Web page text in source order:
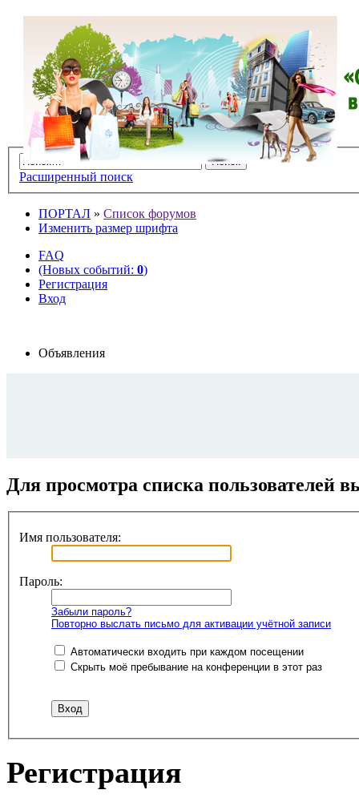
Расширенный поиск
ПОРТАЛ » Список форумов
Изменить размер шрифта
FAQ
(Новых событий: 0)
Регистрация
Вход
Объявления
Для просмотра списка пользователей
Имя пользователя:
Пароль:
Забыли пароль?
Повторно выслать письмо для активации учётной записи
Автоматически входить при каждом посещении
Скрыть моё пребывание на конференции в этот раз
Регистрация